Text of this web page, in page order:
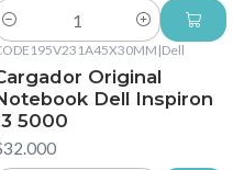
|Dell
Original
Dell Inspiron
5000